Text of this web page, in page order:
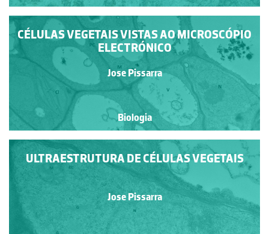
CÉLULAS VEGETAIS VISTAS AO MICROSCÓPIO
ELECTRÓNICO
Jose Pissarra
Biologia
ULTRAESTRUTURA DE CÉLULAS VEGETAIS
Jose Pissarra